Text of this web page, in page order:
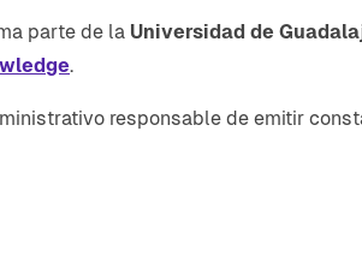
parte de la Universidad de
.
responsable de emitir